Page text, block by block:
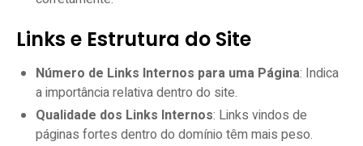
Links e Estrutura do Site
Número de Links Internos para uma Página: Indica
a importância relativa dentro do site.
Qualidade dos Links Internos: Links vindos de
páginas fortes dentro do domínio têm mais peso.